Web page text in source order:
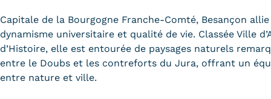
Menu
Mentions
Mentions légales RGPD CGU CGV Cookies
Capitale de la Bourgogne Franche-Comté, Besançon allie
dynamisme universitaire et qualité de vie. Classée Ville
d’Histoire, elle est entourée de paysages naturels
entre le Doubs et les contreforts du Jura, offrant un
entre nature et ville.